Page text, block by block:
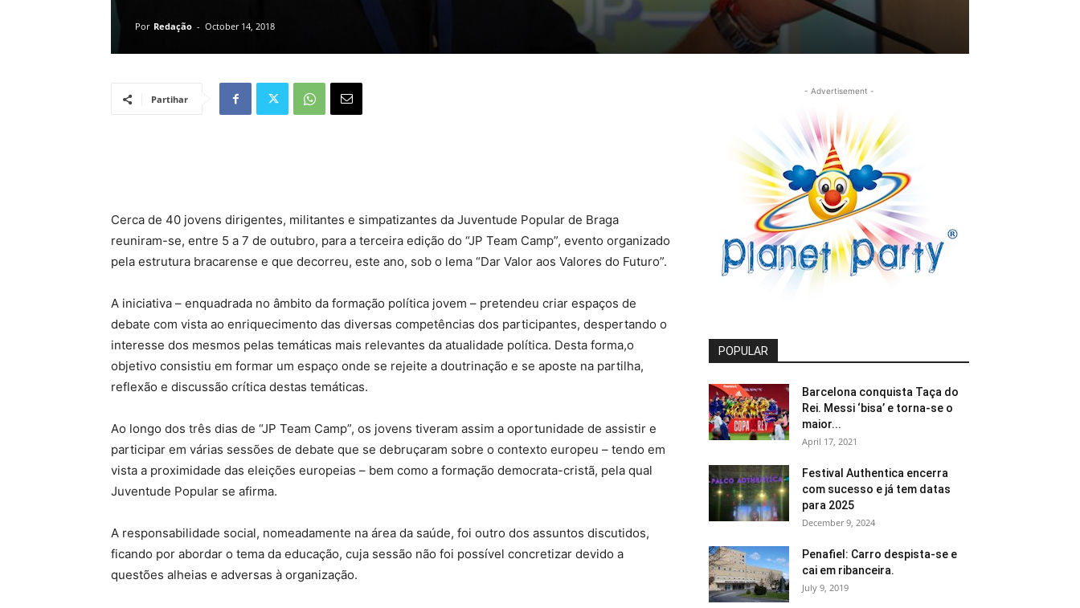
Por Redação - October 14, 2018
Partihar
Cerca de 40 jovens dirigentes, militantes e simpatizantes da Juventude Popular de Braga
reuniram-se, entre 5 a 7 de outubro, para a terceira edição do “JP Team Camp”, evento organizado
pela estrutura bracarense e que decorreu, este ano, sob o lema “Dar Valor aos Valores do Futuro”.
A iniciativa – enquadrada no âmbito da formação política jovem – pretendeu criar espaços de
debate com vista ao enriquecimento das diversas competências dos participantes, despertando o
interesse dos mesmos pelas temáticas mais relevantes da atualidade política. Desta forma,o
objetivo consistiu em formar um espaço onde se rejeite a doutrinação e se aposte na partilha,
reflexão e discussão crítica destas temáticas.
Ao longo dos três dias de “JP Team Camp”, os jovens tiveram assim a oportunidade de assistir e
participar em várias sessões de debate que se debruçaram sobre o contexto europeu – tendo em
vista a proximidade das eleições europeias – bem como a formação democrata-cristã, pela qual
Juventude Popular se afirma.
A responsabilidade social, nomeadamente na área da saúde, foi outro dos assuntos discutidos,
ficando por abordar o tema da educação, cuja sessão não foi possível concretizar devido a
questões alheias e adversas à organização.
- Advertisement -
POPULAR
Barcelona conquista Taça do
Rei. Messi ‘bisa’ e torna-se o
maior...
April 17, 2021
Festival Authentica encerra
com sucesso e já tem datas
para 2025
December 9, 2024
Penafiel: Carro despista-se e
cai em ribanceira.
July 9, 2019